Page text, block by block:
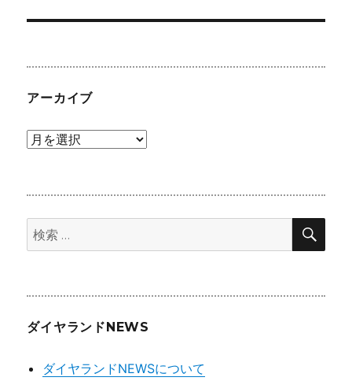
シ
ン
稿:
アーカイブ
ア
ブ検
索:
検
ダイヤランドNEWS
ダイヤランドNEWSについて